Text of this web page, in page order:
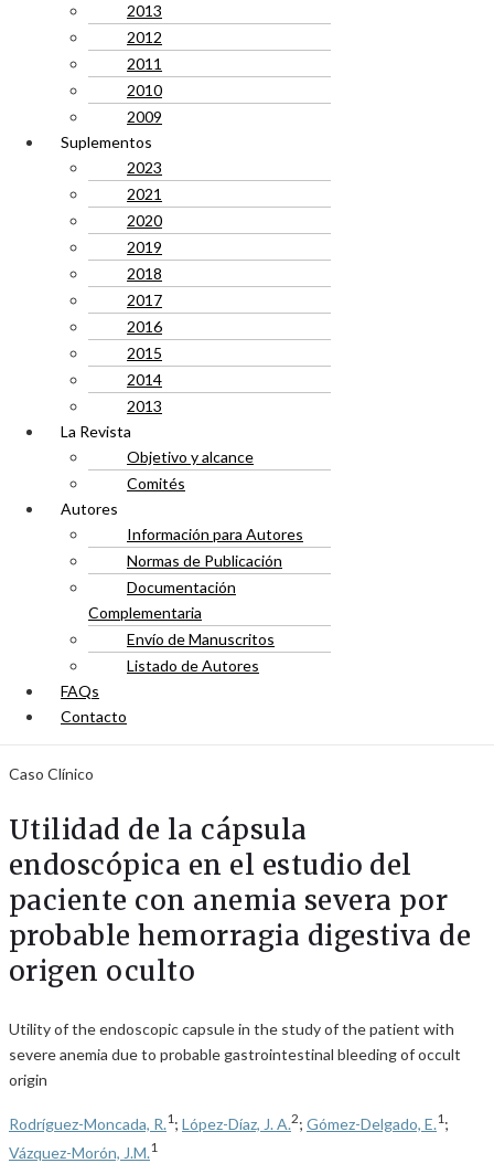
2013
2012
2011
2010
2009
Suplementos
2023
2021
2020
2019
2018
2017
2016
2015
2014
2013
La Revista
Objetivo y alcance
Comités
Autores
Información para Autores
Normas de Publicación
Documentación
Complementaria
Envío de Manuscritos
Listado de Autores
FAQs
Contacto
Caso Clínico
Utilidad de la cápsula
endoscópica en el estudio del
paciente con anemia severa por
probable hemorragia digestiva de
origen oculto
Utility of the endoscopic capsule in the study of the patient with
severe anemia due to probable gastrointestinal bleeding of occult
origin
Rodríguez-Moncada, R.1 ; López-Díaz, J. A.2; Gómez-Delgado, E.1 ;
Vázquez-Morón, J.M. 1